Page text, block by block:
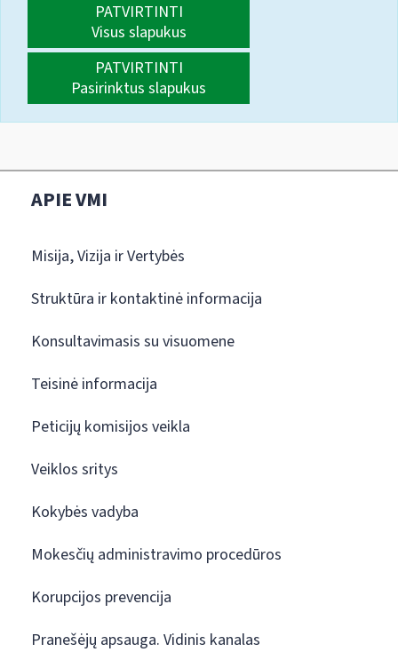
PATVIRTINTI
Visus slapukus
PATVIRTINTI
Pasirinktus slapukus
APIE VMI
Misija, Vizija ir Vertybės
Struktūra ir kontaktinė informacija
Konsultavimasis su visuomene
Teisinė informacija
Peticijų komisijos veikla
Veiklos sritys
Kokybės vadyba
Mokesčių administravimo procedūros
Korupcijos prevencija
Pranešėjų apsauga. Vidinis kanalas